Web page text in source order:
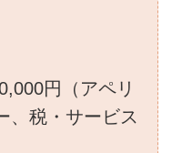
円（アペリ
、税・サービス